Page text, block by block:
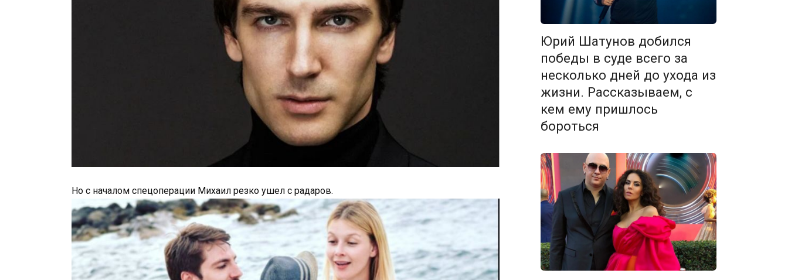
Но с началом спецоперации Михаил резко ушел с радаров.
Юрий Шатунов добился
победы в суде всего за
несколько дней до ухода из
жизни. Рассказываем, с
кем ему пришлось
бороться